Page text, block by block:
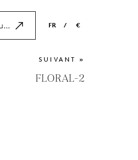
FR
NL
ES
/ €
EUR
GBP
SUIVANT »
FLORAL-2